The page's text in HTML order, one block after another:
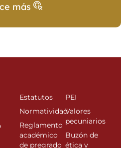
más
Estatutos
Normatividad
Reglamento
académico
de pregrado
PEI
Valores
pecuniarios
Buzón de
ética y